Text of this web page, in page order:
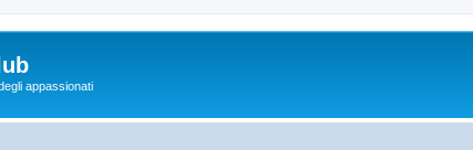
appassionati